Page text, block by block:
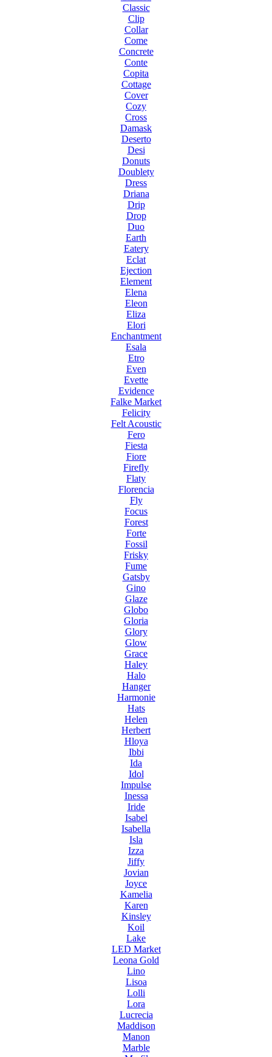
Classic
Clip
Collar
Come
Concrete
Conte
Copita
Cottage
Cover
Cozy
Cross
Damask
Deserto
Desi
Donuts
Doublety
Dress
Driana
Drip
Drop
Duo
Earth
Eatery
Eclat
Ejection
Element
Elena
Eleon
Eliza
Elori
Enchantment
Esala
Etro
Even
Evette
Evidence
Falke Market
Felicity
Felt Acoustic
Fero
Fiesta
Fiore
Firefly
Flaty
Florencia
Fly
Focus
Forest
Forte
Fossil
Frisky
Fume
Gatsby
Gino
Glaze
Globo
Gloria
Glory
Glow
Grace
Haley
Halo
Hanger
Harmonie
Hats
Helen
Herbert
Hloya
Ibbi
Ida
Idol
Impulse
Inessa
Iride
Isabel
Isabella
Isla
Izza
Jiffy
Jovian
Joyce
Kamelia
Karen
Kinsley
Koil
Lake
LED Market
Leona Gold
Lino
Lisoa
Lolli
Lora
Lucrecia
Maddison
Manon
Marble